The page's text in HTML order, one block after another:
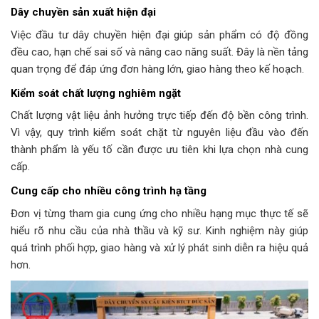
Dây chuyền sản xuất hiện đại
Việc đầu tư dây chuyền hiện đại giúp sản phẩm có độ đồng
đều cao, hạn chế sai số và nâng cao năng suất. Đây là nền tảng
quan trọng để đáp ứng đơn hàng lớn, giao hàng theo kế hoạch.
Kiểm soát chất lượng nghiêm ngặt
Chất lượng vật liệu ảnh hưởng trực tiếp đến độ bền công trình.
Vì vậy, quy trình kiểm soát chặt từ nguyên liệu đầu vào đến
thành phẩm là yếu tố cần được ưu tiên khi lựa chọn nhà cung
cấp.
Cung cấp cho nhiều công trình hạ tầng
Đơn vị từng tham gia cung ứng cho nhiều hạng mục thực tế sẽ
hiểu rõ nhu cầu của nhà thầu và kỹ sư. Kinh nghiệm này giúp
quá trình phối hợp, giao hàng và xử lý phát sinh diễn ra hiệu quả
hơn.